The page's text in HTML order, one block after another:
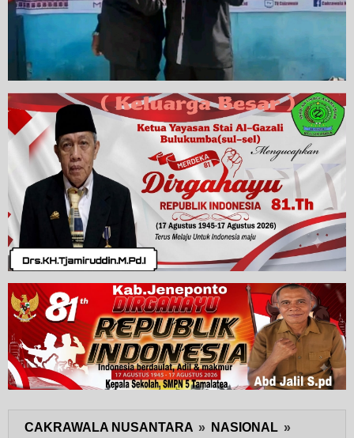
CAKRAWALA NUSANTARA » NASIONAL »